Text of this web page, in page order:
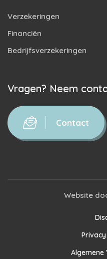
Verzekeringen
Financiën
Bedrijfsverzekeringen
Vragen? Neem
Contact
Website